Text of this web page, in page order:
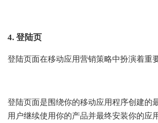
4. 登陆页
登陆页面在移动应用营销策略中扮演着重
登陆页面是围绕你的移动应用程序创建的
用户继续使用你的产品并最终安装你的应